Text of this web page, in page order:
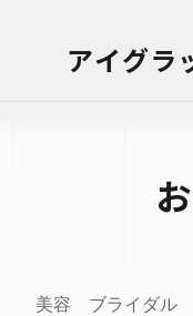
アイグ
美容 ブライダル